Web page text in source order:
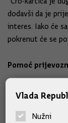
dodavši da je
interes. Iako će
pokrenut će se
Pomoć
Osvrnuo se i na
su poslali
susret te da
Vlada
Nužni